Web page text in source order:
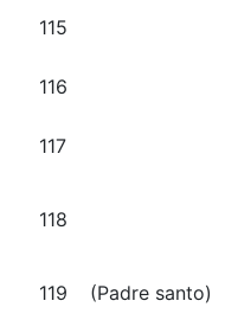
115
116
117
118
119
(Padre santo)